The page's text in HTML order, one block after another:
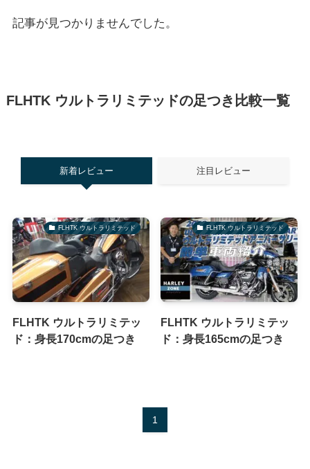
記事が見つかりませんでした。
FLHTK ウルトラリミテッドの足つき比較一覧
新着レビュー 注目レビュー
FLHTK ウルトラリミテッド
FLHTK ウルトラリミテッ
ド：身長170cmの足つき
FLHTK ウルトラリミテッド
FLHTK ウルトラリミテッ
ド：身長165cmの足つき
1